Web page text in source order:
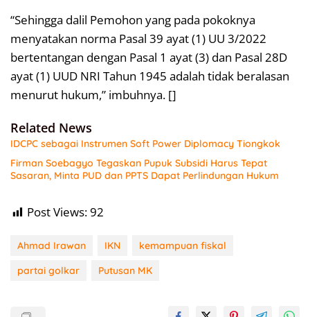
“Sehingga dalil Pemohon yang pada pokoknya
menyatakan norma Pasal 39 ayat (1) UU 3/2022
bertentangan dengan Pasal 1 ayat (3) dan Pasal 28D
ayat (1) UUD NRI Tahun 1945 adalah tidak beralasan
menurut hukum,” imbuhnya. []
Related News
IDCPC sebagai Instrumen Soft Power Diplomacy Tiongkok
Firman Soebagyo Tegaskan Pupuk Subsidi Harus Tepat
Sasaran, Minta PUD dan PPTS Dapat Perlindungan Hukum
Post Views:92
Ahmad Irawan IKN
kemampuan fiskal
partai golkar
Putusan MK